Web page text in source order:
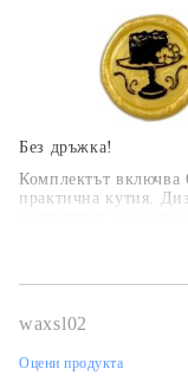
Без дръжка!
Комплектът включва
практична кутия.
подходящи за
ВИДЕО
waxsl02
Оцени продукта